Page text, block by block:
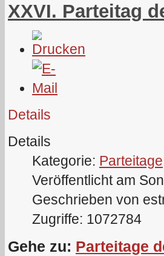
XXVI. Parteitag
Details
Details
Kategorie: Parteitage
Veröffentlicht am
Geschrieben von
Zugriffe: 1072784
Gehe zu: Parteitage